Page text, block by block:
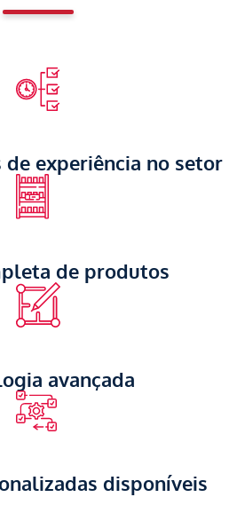
de experiência no setor
de produtos
avançada
disponíveis